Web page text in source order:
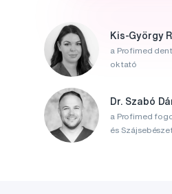
Kis-György
a Profimed
oktató
Dr. Szabó
a Profimed
és